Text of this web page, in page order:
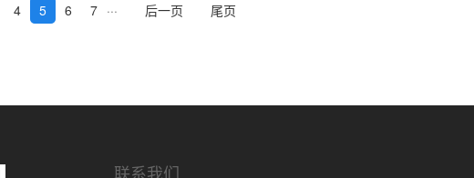
4 5 6 7 ··· 后一页 尾页
联系我们